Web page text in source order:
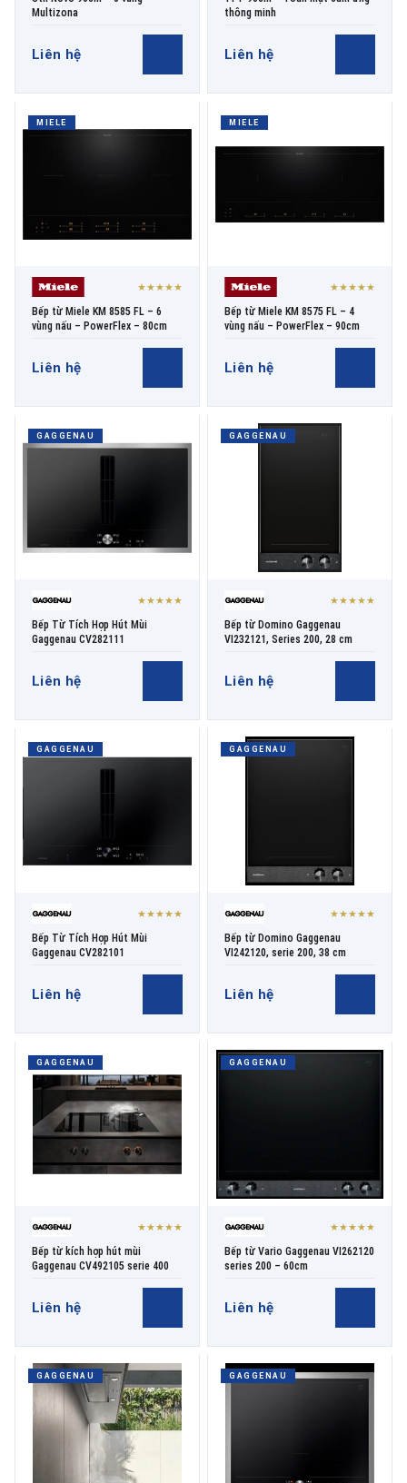
Multizona
Liên hệ
thông minh
Liên hệ
MIELE
★★★★★
Bếp từ Miele KM 8585 FL – 6
vùng nấu – PowerFlex – 80cm
Liên hệ
MIELE
★★★★★
Bếp từ Miele KM 8575 FL – 4
vùng nấu – PowerFlex – 90cm
Liên hệ
GAGGENAU
★★★★★
Bếp Từ Tích Hợp Hút Mùi
Gaggenau CV282111
Liên hệ
GAGGENAU
★★★★★
Bếp từ Domino Gaggenau
VI232121, Series 200, 28 cm
Liên hệ
GAGGENAU
★★★★★
Bếp Từ Tích Hợp Hút Mùi
Gaggenau CV282101
Liên hệ
GAGGENAU
★★★★★
Bếp từ Domino Gaggenau
VI242120, serie 200, 38 cm
Liên hệ
GAGGENAU
★★★★★
Bếp từ kích hợp hút mùi
Gaggenau CV492105 serie 400
Liên hệ
GAGGENAU
★★★★★
Bếp từ Vario Gaggenau VI262120
series 200 – 60cm
Liên hệ
GAGGENAU GAGGENAU